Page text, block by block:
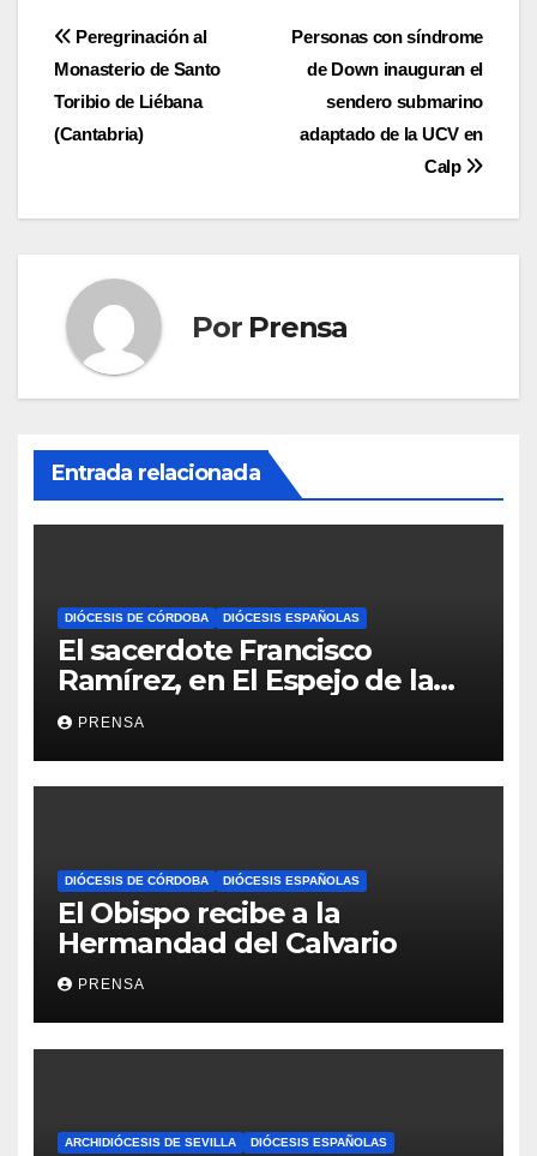
Navegación
de
entradas
Personas con síndrome
de Down inauguran el
sendero submarino
adaptado de la UCV en
Calp
Peregrinación al
Monasterio de Santo
Toribio de Liébana
(Cantabria)
Por Prensa
Entrada relacionada
DIÓCESIS DE CÓRDOBA DIÓCESIS ESPAÑOLAS
El sacerdote Francisco
Ramírez, en El Espejo de la
Iglesia
PRENSA
DIÓCESIS DE CÓRDOBA DIÓCESIS ESPAÑOLAS
El Obispo recibe a la
Hermandad del Calvario
PRENSA
ARCHIDIÓCESIS DE SEVILLA DIÓCESIS ESPAÑOLAS